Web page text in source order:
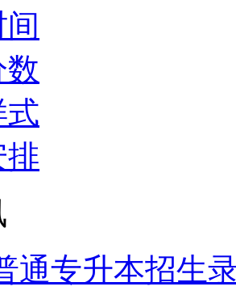
式
排
通专升本招生